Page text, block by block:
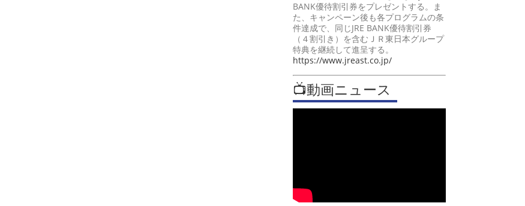
BANK優待割引券をプレゼントする。ま
た、キャンペーン後も各プログラムの条
件達成で、同じJRE BANK優待割引券
（４割引き）を含むＪＲ東日本グループ
特典を継続して進呈する。
https://www.jreast.co.jp/
📺動画ニュース